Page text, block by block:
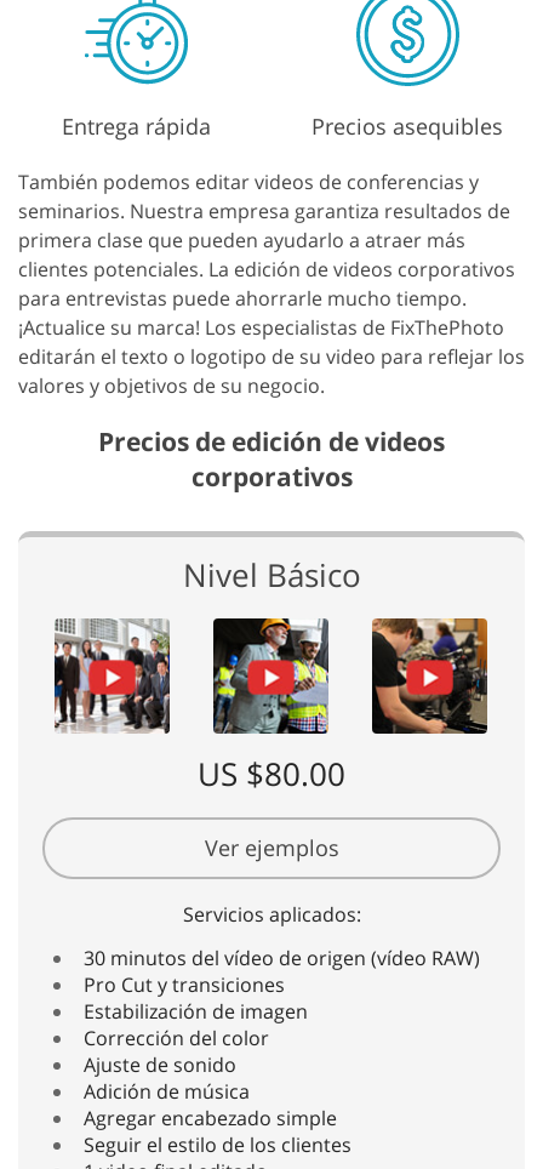
Entrega rápida Precios asequibles
También podemos editar videos de conferencias y
seminarios. Nuestra empresa garantiza resultados de
primera clase que pueden ayudarlo a atraer más
clientes potenciales. La edición de videos corporativos
para entrevistas puede ahorrarle mucho tiempo.
¡Actualice su marca! Los especialistas de FixThePhoto
editarán el texto o logotipo de su video para reflejar los
valores y objetivos de su negocio.
Precios de edición de videos
corporativos
Nivel Básico
US $80.00
Ver ejemplos
Servicios aplicados:
30 minutos del vídeo de origen (vídeo RAW)
Pro Cut y transiciones
Estabilización de imagen
Corrección del color
Ajuste de sonido
Adición de música
Agregar encabezado simple
Seguir el estilo de los clientes